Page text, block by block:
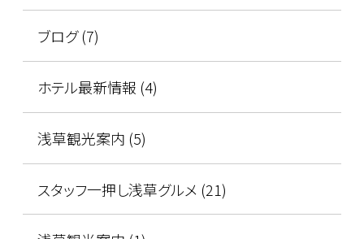
ブログ (7)
ホテル最新情報 (4)
浅草観光案内 (5)
スタッフ一押し浅草グルメ (21)